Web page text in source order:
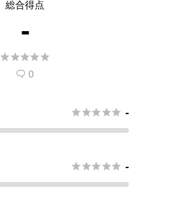
総合得点
-

 0
 -
 -